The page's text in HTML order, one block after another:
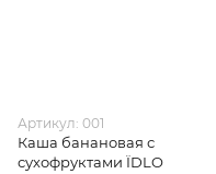
Артикул: 001
Каша банановая с
сухофруктами ЇDLO